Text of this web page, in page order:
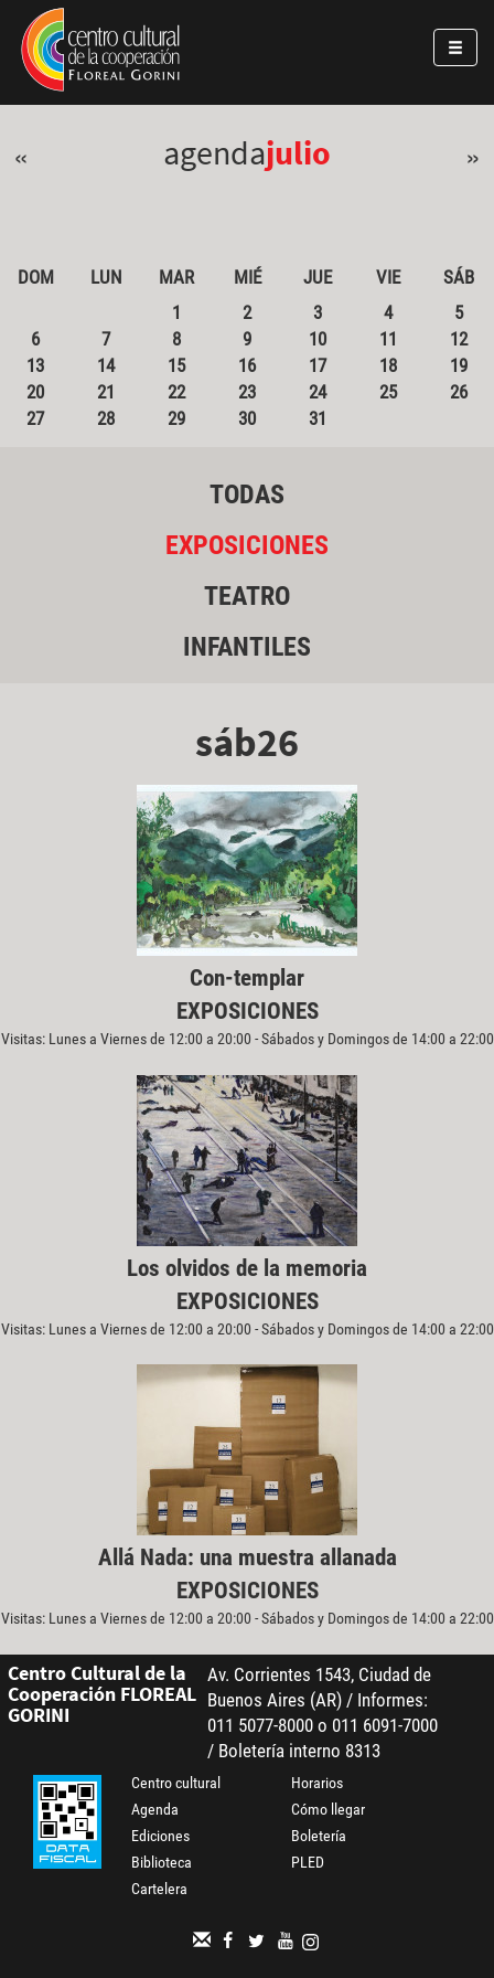
Pasar al contenido principal
Jump to main content
« agendajulio »
DOM LUN MAR MIÉ JUE VIE
SÁB
1
2 3 4
5
6
7 8 9 10 11
12
13
14 15 16 17 18
19
20
21 22 23 24 25
26
27
28 29 30 31
TODAS
EXPOSICIONES
TEATRO
INFANTILES
sáb26
Con-templar
EXPOSICIONES
Visitas: Lunes a Viernes de 12:00 a 20:00 - Sábados y Domingos de 14:00 a 22:00
Los olvidos de la memoria
EXPOSICIONES
Visitas: Lunes a Viernes de 12:00 a 20:00 - Sábados y Domingos de 14:00 a 22:00
Allá Nada: una muestra allanada
EXPOSICIONES
Visitas: Lunes a Viernes de 12:00 a 20:00 - Sábados y Domingos de 14:00 a 22:00
Centro Cultural de la
Cooperación FLOREAL
GORINI
Av. Corrientes 1543, Ciudad de
Buenos Aires (AR) / Informes:
011 5077-8000 o 011 6091-7000
/ Boletería interno 8313
Centro cultural
Agenda
Ediciones
Biblioteca
Cartelera
Horarios
Cómo llegar
Boletería
PLED